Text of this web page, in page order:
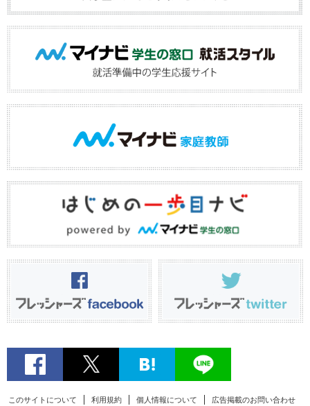
このサイトについて 利用規約 個人情報について 広告掲載のお問い合わせ